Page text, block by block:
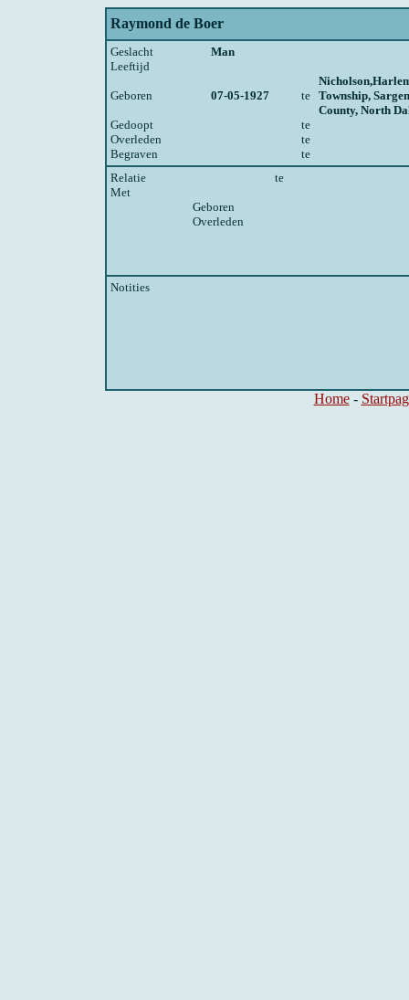
Raymond de Boer
Geslacht
Man
Leeftijd
Geboren 07-05-1927 te Township,
County, North
Gedoopt
te
Overleden
te
Begraven
te
Relatie
te
Met
Geboren
Overleden
Notities
Home-